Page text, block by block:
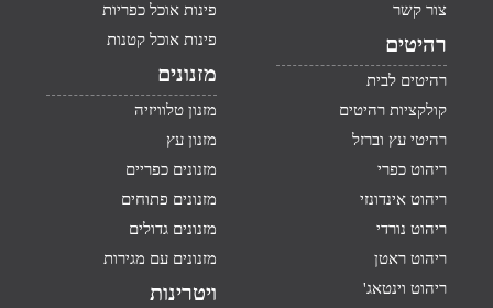
צור קשר
רהיטים
רהיטים לבית
קולקציות רהיטים
רהיטי עץ וברזל
ריהוט כפרי
ריהוט אינדונזי
ריהוט נורדי
ריהוט ראטן
ריהוט וינטאג'
פינות אוכל כפריות
פינות אוכל קטנות
מזנונים
מזנון טלוויזיה
מזנון עץ
מזנונים כפריים
מזנונים פתוחים
מזנונים גדולים
מזנונים עם מגירות
ויטרינות